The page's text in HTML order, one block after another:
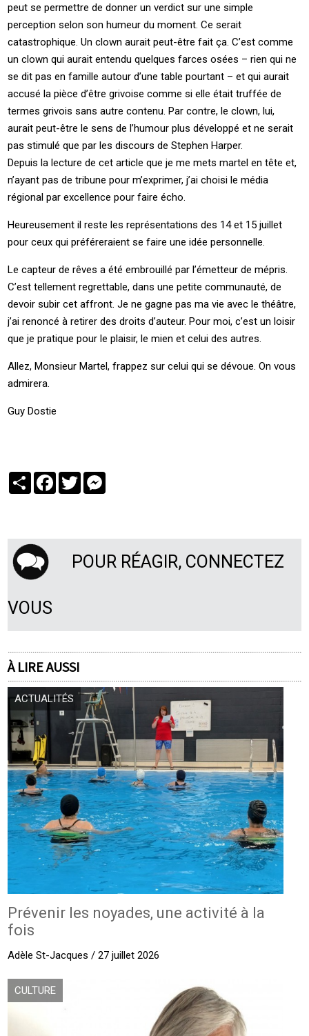
peut se permettre de donner un verdict sur une simple
perception selon son humeur du moment. Ce serait
catastrophique. Un clown aurait peut-être fait ça. C’est comme
un clown qui aurait entendu quelques farces osées – rien qui ne
se dit pas en famille autour d’une table pourtant – et qui aurait
accusé la pièce d’être grivoise comme si elle était truffée de
termes grivois sans autre contenu. Par contre, le clown, lui,
aurait peut-être le sens de l’humour plus développé et ne serait
pas stimulé que par les discours de Stephen Harper.
Depuis la lecture de cet article que je me mets martel en tête et,
n’ayant pas de tribune pour m’exprimer, j’ai choisi le média
régional par excellence pour faire écho.
Heureusement il reste les représentations des 14 et 15 juillet
pour ceux qui préféreraient se faire une idée personnelle.
Le capteur de rêves a été embrouillé par l’émetteur de mépris.
C’est tellement regrettable, dans une petite communauté, de
devoir subir cet affront. Je ne gagne pas ma vie avec le théâtre,
j’ai renoncé à retirer des droits d’auteur. Pour moi, c’est un loisir
que je pratique pour le plaisir, le mien et celui des autres.
Allez, Monsieur Martel, frappez sur celui qui se dévoue. On vous
admirera.
Guy Dostie
PartagerFacebook
Twitter
POUR RÉAGIR, CONNECTEZ
VOUS
À LIRE AUSSI
ACTUALITÉS
Prévenir les noyades, une activité à la
fois
Adèle St-Jacques / 27 juillet 2026
CULTURE